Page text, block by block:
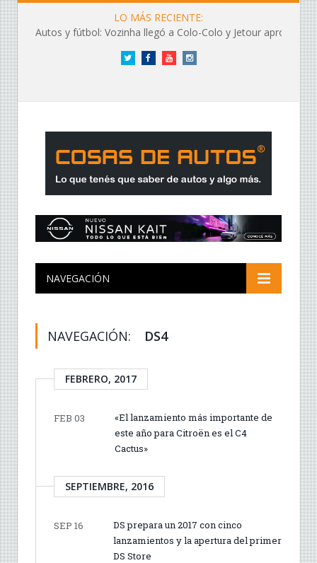
LO MÁS RECIENTE:
Autos y fútbol: Vozinha llegó a Colo-Colo y Jetour aprovechó los flashes
Twitter FacebookYouTubeInstagram
NAVEGACIÓN
NAVEGACIÓN: DS4
FEBRERO, 2017
FEB 03
«El lanzamiento más importante de
este año para Citroën es el C4
Cactus»
SEPTIEMBRE, 2016
SEP 16
DS prepara un 2017 con cinco
lanzamientos y la apertura del primer
DS Store